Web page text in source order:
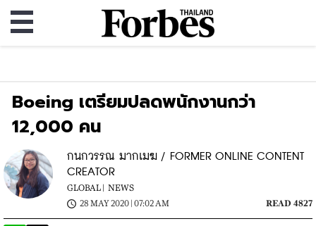
Boeing เตรียมปลดพนักงานกว่า
12,000 คน
กนกวรรณ มากเมฆ / FORMER ONLINE CONTENT
CREATOR
GLOBAL |
NEWS
28 MAY 2020 | 07:02 AM
READ 4827